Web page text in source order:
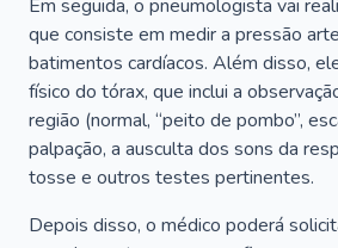
Em seguida, o pneumologista vai
que consiste em medir a pressão
batimentos cardíacos. Além disso,
físico do tórax, que inclui a
região (normal, “peito de pombo”,
palpação, a ausculta dos sons da
tosse e outros testes pertinentes.
Depois disso, o médico poderá